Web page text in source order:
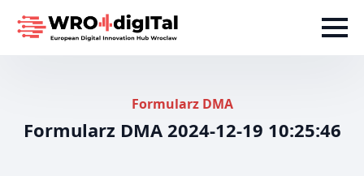
Formularz DMA
Formularz DMA 2024-12-19 10:25:46